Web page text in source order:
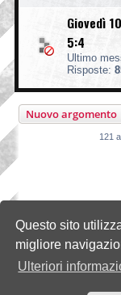
Questo sito
migliore
Ulteriori
Giovedì
5:4
Ultimo
Risposte:
Nuovo argomento
121
Non puoiaprire
Non puoi rispondere
Non puoi modificare
Non puoicancellare i